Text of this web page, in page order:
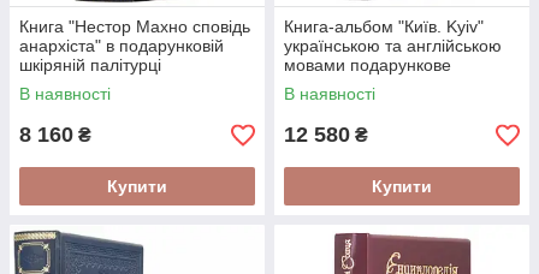
Книга "Нестор Махно сповідь
анархіста" в подарунковій
шкіряній палітурці
В наявності
8 160 ₴
Купити
Книга-альбом "Київ. Kyiv"
українською та англійською
мовами подарункове
видання у шкіряній палітурці
В наявності
12 580 ₴
Купити